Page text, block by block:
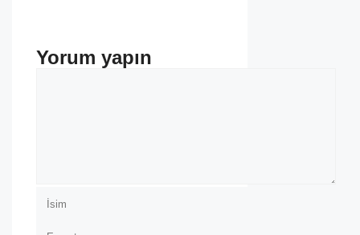
Yorum yapın